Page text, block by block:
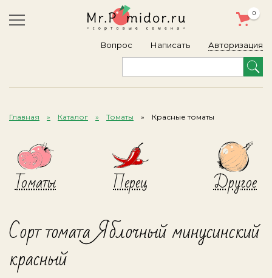
Вопрос Написать
0
Авторизация
Главная Каталог Томаты Красные томаты
Томаты Перец Другое
Сорт томата Яблочный минусинский
красный